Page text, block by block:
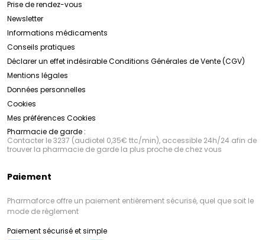
Prise de rendez-vous
Newsletter
Informations médicaments
Conseils pratiques
Déclarer un effet indésirableConditions Générales de Vente (CGV)
Mentions légales
Données personnelles
Cookies
Mes préférences Cookies
Pharmacie de garde :
Contacter le 3237 (audiotel 0,35€ ttc/min), accessible 24h/24 afin de
trouver la pharmacie de garde la plus proche de chez vous
Paiement
Pharmaforce offre un paiement entièrement sécurisé, quel que soit le
mode de règlement
Paiement sécurisé et simple